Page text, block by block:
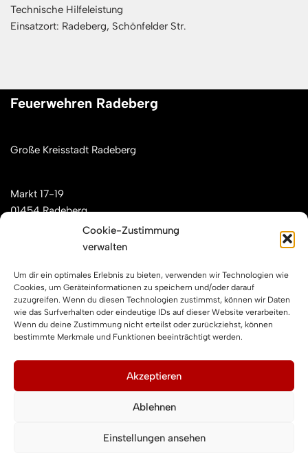
Cookie-Zustimmung
verwalten
Um dir ein optimales Erlebnis zu bieten, verwenden wir Technologien wie
Cookies, um Geräteinformationen zu speichern und/oder darauf
zuzugreifen. Wenn du diesen Technologien zustimmst, können wir Daten
wie das Surfverhalten oder eindeutige IDs auf dieser Website verarbeiten.
Wenn du deine Zustimmung nicht erteilst oder zurückziehst, können
bestimmte Merkmale und Funktionen beeinträchtigt werden.
Akzeptieren
Ablehnen
Einstellungen ansehen
Technische Hilfeleistung
Einsatzort: Radeberg, Schönfelder Str.
Feuerwehren Radeberg
Große Kreisstadt Radeberg
Markt 17-19
01454 Radeberg
Mail: kontakt[at]feuerwehren-radeberg.de
Feuerwehren Radeberg im Internet
Facebook Instagram YouTube
Impressum und Datenschutz
Datenschutzerklärung